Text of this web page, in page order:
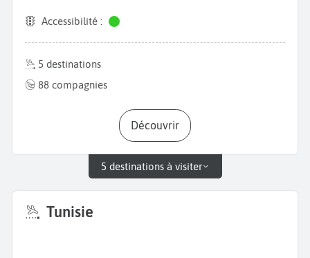
Accessibilité :
5 destinations
88 compagnies
Découvrir
5 destinations à visiter
Tunisie